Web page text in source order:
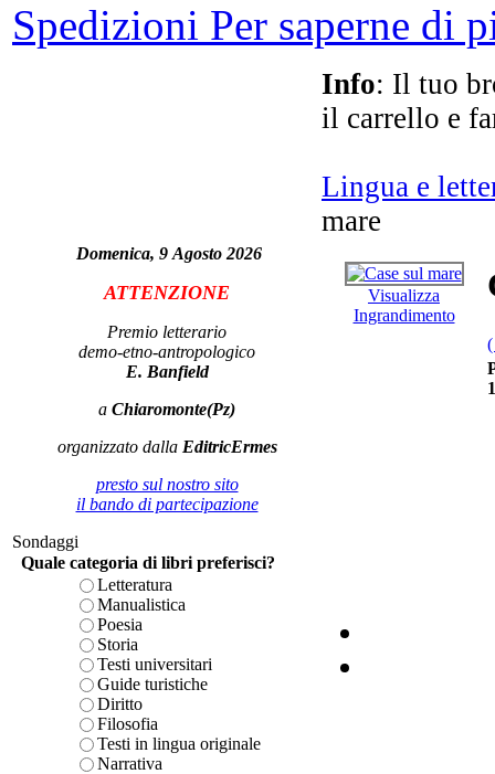
Spedizioni Per saperne di
Domenica, 9 Agosto 2026
ATTENZIONE
Premio letterario
demo-etno-antropologico
E. Banfield
a Chiaromonte(Pz)
organizzato dalla EditricErmes
presto sul nostro sito
il bando di partecipazione
Sondaggi
Quale categoria di libri preferisci?
Letteratura
Manualistica
Poesia
Storia
Testi universitari
Guide turistiche
Diritto
Filosofia
Testi in lingua originale
Narrativa
Info: Il tuo
il carrello e
Lingua e
mare
Visualizza
Ingrandimento